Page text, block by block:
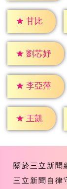
★ 甘比
★ 劉芯妤
★ 李亞萍
★ 王凱
關於三立新聞
三立新聞自律